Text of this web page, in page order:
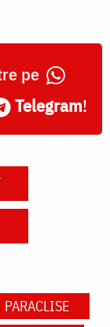
pe
Telegram!
PARACLISE